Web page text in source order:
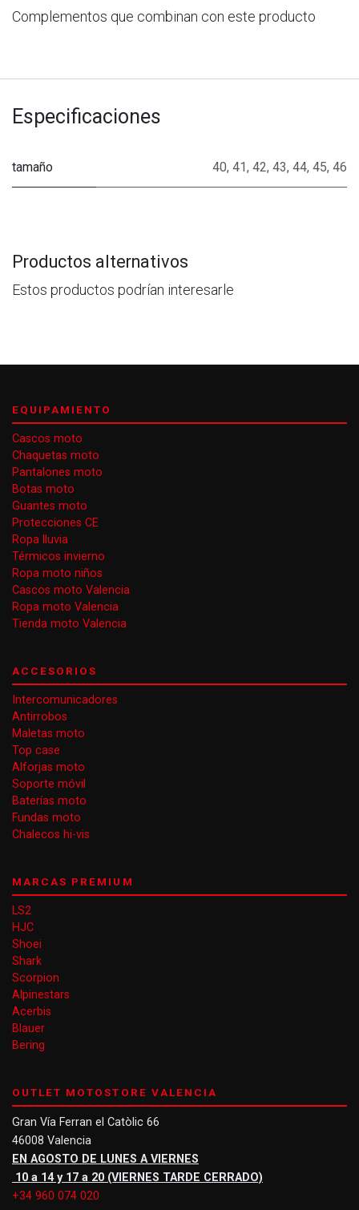
Complementos que combinan con este producto
Especificaciones
tamaño 40, 41, 42, 43, 44, 45, 46
Productos alternativos
Estos productos podrían interesarle
EQUIPAMIENTO
Cascos moto
Chaquetas moto
Pantalones moto
Botas moto
Guantes moto
Protecciones CE
Ropa lluvia
Térmicos invierno
Ropa moto niños
Cascos moto Valencia
Ropa moto Valencia
Tienda moto Valencia
ACCESORIOS
Intercomunicadores
Antirrobos
Maletas moto
Top case
Alforjas moto
Soporte móvil
Baterías moto
Fundas moto
Chalecos hi-vis
MARCAS PREMIUM
LS2
HJC
Shoei
Shark
Scorpion
Alpinestars
Acerbis
Blauer
Bering
OUTLET MOTOSTORE VALENCIA
Gran Vía Ferran el Catòlic 66
46008 Valencia
EN AGOSTO DE LUNES A VIERNES
10 a 14 y 17 a 20 (VIERNES TARDE CERRADO)
+34 960 074 020